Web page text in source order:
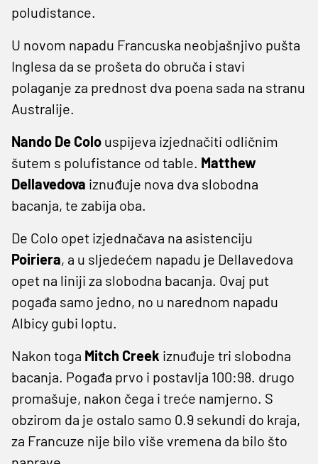
poludistance.
U novom napadu Francuska neobjašnjivo pušta
Inglesa da se prošeta do obruča i stavi
polaganje za prednost dva poena sada na stranu
Australije.
Nando De Colo uspijeva izjednačiti odličnim
šutem s polufistance od table. Matthew
Dellavedova iznuđuje nova dva slobodna
bacanja, te zabija oba.
De Colo opet izjednačava na asistenciju
Poiriera, a u sljedećem napadu je Dellavedova
opet na liniji za slobodna bacanja. Ovaj put
pogađa samo jedno, no u narednom napadu
Albicy gubi loptu.
Nakon toga Mitch Creek iznuđuje tri slobodna
bacanja. Pogađa prvo i postavlja 100:98. drugo
promašuje, nakon čega i treće namjerno. S
obzirom da je ostalo samo 0.9 sekundi do kraja,
za Francuze nije bilo više vremena da bilo što